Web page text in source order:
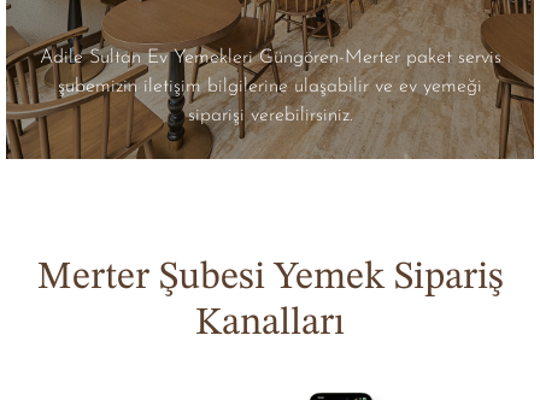
Adile Sultan Ev Yemekleri Güngören-Merter paket servis
şubemizin iletişim bilgilerine ulaşabilir ve ev yemeği
siparişi verebilirsiniz.
Merter Şubesi Yemek Sipariş
Kanalları